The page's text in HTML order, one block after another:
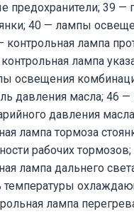
предохранители; 39 —
40 — лампы
конт­рольная лампа
лампа
освещения
давления масла; 46 —
давления
лампа тормоза
рабочих
лампа дальнего
температуры
лампа